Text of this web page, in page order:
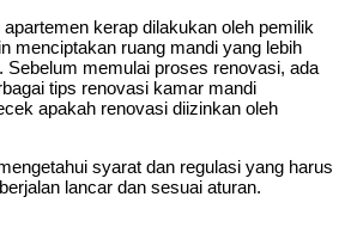
kerap dilakukan oleh pemilik
menciptakan ruang mandi yang lebih
Sebelum memulai proses renovasi, ada
tips renovasi kamar mandi
apakah renovasi diizinkan oleh
syarat dan regulasi yang harus
lancar dan sesuai aturan.